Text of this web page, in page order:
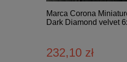
Marca Corona
Dark Diamond velvet
232,10 zł